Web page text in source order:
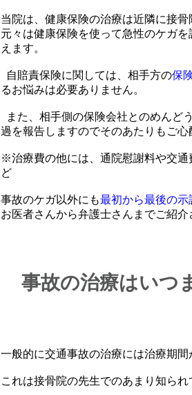
当院は、健康保険の治療は近隣に接
元々は健康保険を使って急性のケガ
えます。
自賠責保険に関しては、相手方の保
るお悩みは必要ありません。
また、相手側の保険会社とのめんど
過を報告しますのでそのあたりもご心
※治療費の他には、通院慰謝料や交
ど
事故のケガ以外にも最初から最後の示
お医者さんから弁護士さんまでご紹介
事故の治療はいつ
一般的に交通事故の治療には治療期間
これは接骨院の先生でのあまり知られ